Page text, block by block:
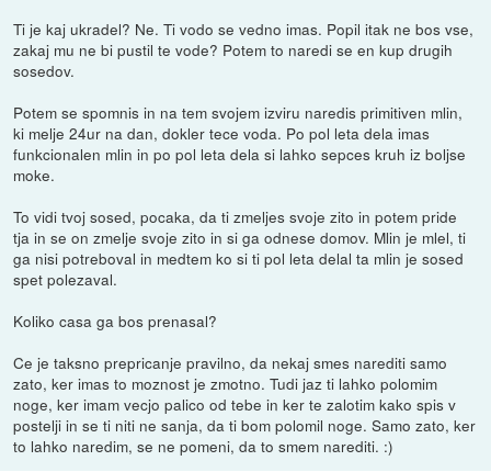
Ti je kaj ukradel? Ne. Ti vodo se vedno imas. Popil itak ne bos vse,
zakaj mu ne bi pustil te vode? Potem to naredi se en kup drugih
sosedov.
Potem se spomnis in na tem svojem izviru naredis primitiven mlin,
ki melje 24ur na dan, dokler tece voda. Po pol leta dela imas
funkcionalen mlin in po pol leta dela si lahko sepces kruh iz boljse
moke.
To vidi tvoj sosed, pocaka, da ti zmeljes svoje zito in potem pride
tja in se on zmelje svoje zito in si ga odnese domov. Mlin je mlel, ti
ga nisi potreboval in medtem ko si ti pol leta delal ta mlin je sosed
spet polezaval.
Koliko casa ga bos prenasal?
Ce je taksno prepricanje pravilno, da nekaj smes narediti samo
zato, ker imas to moznost je zmotno. Tudi jaz ti lahko polomim
noge, ker imam vecjo palico od tebe in ker te zalotim kako spis v
postelji in se ti niti ne sanja, da ti bom polomil noge. Samo zato, ker
to lahko naredim, se ne pomeni, da to smem narediti. :)